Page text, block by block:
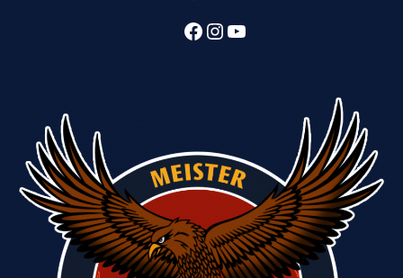
sichert
2.
Tabellenplatz
in
Regionsliga
Facebook
Instagram
YouTube